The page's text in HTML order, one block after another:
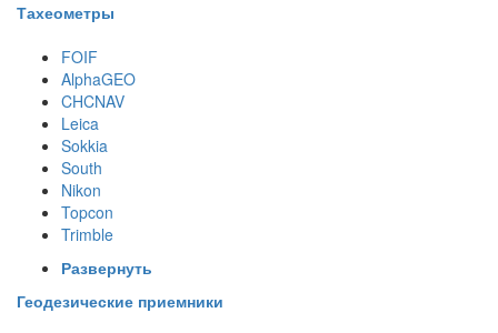
Тахеометры
FOIF
AlphaGEO
CHCNAV
Leica
Sokkia
South
Nikon
Topcon
Trimble
Развернуть
Геодезические приемники